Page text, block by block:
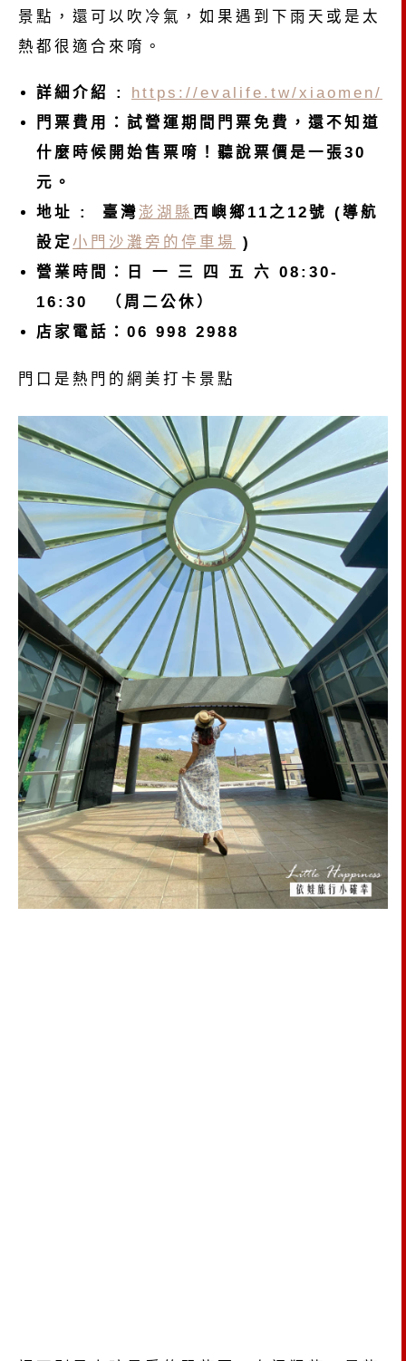
景點，還可以吹冷氣，如果遇到下雨天或是太
熱都很適合來唷。
詳細介紹 :
https://evalife.tw/xiaomen/
門票費用：試營運期間門票免費，還不知道
什麼時候開始售票唷！聽說票價是一張30
元。
地址 : 臺灣 澎湖縣 西嶼鄉11之12號 (導航
設定 小門沙灘旁的停車場
)
營業時間：日 一 三 四 五 六 08:30-
16:30 （周二公休）
店家電話：06 998 2988
門口是熱門的網美打卡景點